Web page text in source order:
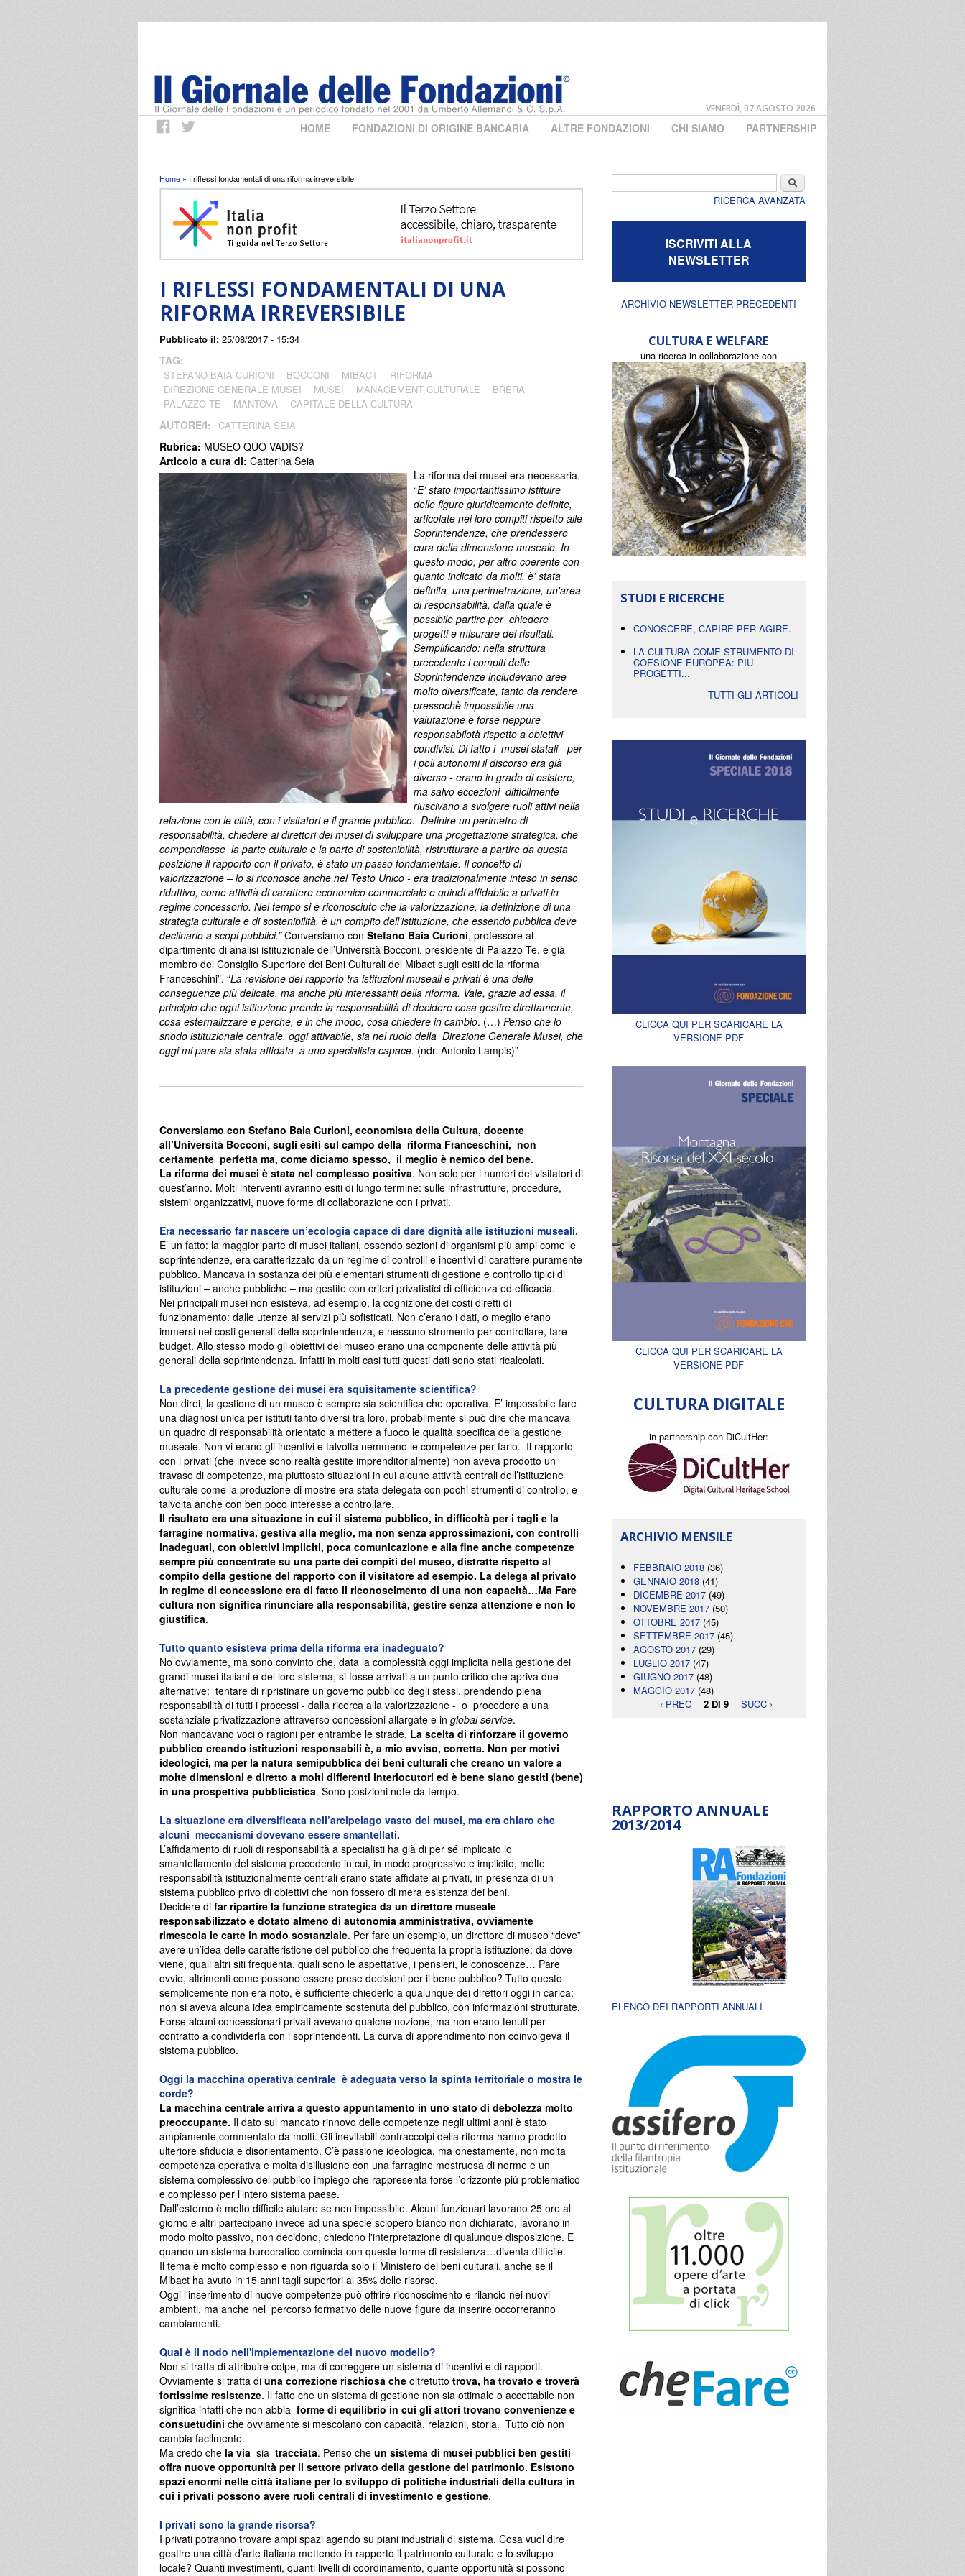
VENERDÌ, 07 AGOSTO 2026
HOME FONDAZIONI DI ORIGINE BANCARIA ALTRE FONDAZIONI CHI SIAMO PARTNERSHIP
Tu sei qui
Home » I riflessi fondamentali di una riforma irreversibile
I RIFLESSI FONDAMENTALI DI UNA
RIFORMA IRREVERSIBILE
Pubblicato il: 25/08/2017 - 15:34
TAG:
STEFANO BAIA CURIONI BOCCONI MIBACT
RIFORMA
DIREZIONE GENERALE MUSEI
MUSEI MANAGEMENT CULTURALE
BRERA
PALAZZO TE
MANTOVA CAPITALE DELLA CULTURA
AUTORE/I: CATTERINA SEIA
Rubrica: MUSEO QUO VADIS?
Articolo a cura di: Catterina Seia
La riforma dei musei era necessaria.
“E’ stato importantissimo istituire
delle figure giuridicamente definite,
articolate nei loro compiti rispetto alle
Soprintendenze, che prendessero
cura della dimensione museale. In
questo modo, per altro coerente con
quanto indicato da molti, è’ stata
definita una perimetrazione, un'area
di responsabilità, dalla quale è
possibile partire per chiedere
progetti e misurare dei risultati.
Semplificando: nella struttura
precedente i compiti delle
Soprintendenze includevano aree
molto diversificate, tanto da rendere
pressochè impossibile una
valutazione e forse neppure
responsabilotà rispetto a obiettivi
condivisi. Di fatto i musei statali - per
i poli autonomi il discorso era già
diverso - erano in grado di esistere,
ma salvo eccezioni difficilmente
riuscivano a svolgere ruoli attivi nella
relazione con le città, con i visitatori e il grande pubblico. Definire un perimetro di
responsabilità, chiedere ai direttori dei musei di sviluppare una progettazione strategica, che
compendiasse la parte culturale e la parte di sostenibilità, ristrutturare a partire da questa
posizione il rapporto con il privato, è stato un passo fondamentale. Il concetto di
valorizzazione – lo si riconosce anche nel Testo Unico - era tradizionalmente inteso in senso
riduttivo, come attività di carattere economico commerciale e quindi affidabile a privati in
regime concessorio. Nel tempo si è riconosciuto che la valorizzazione, la definizione di una
strategia culturale e di sostenibilità, è un compito dell’istituzione, che essendo pubblica deve
declinarlo a scopi pubblici.”Conversiamo con Stefano Baia Curioni, professore al
dipartimento di analisi istituzionale dell’Università Bocconi, presidente di Palazzo Te, e già
membro del Consiglio Superiore dei Beni Culturali del Mibact sugli esiti della riforma
Franceschini”. “La revisione del rapporto tra istituzioni museali e privati è una delle
conseguenze più delicate, ma anche più interessanti della riforma. Vale, grazie ad essa, il
principio che ogni istituzione prende la responsabilità di decidere cosa gestire direttamente,
cosa esternalizzare e perché, e in che modo, cosa chiedere in cambio. (…) Penso che lo
snodo istituzionale centrale, oggi attivabile, sia nel ruolo della Direzione Generale Musei, che
oggi mi pare sia stata affidata a uno specialista capace. (ndr. Antonio Lampis)”
Conversiamo con Stefano Baia Curioni, economista della Cultura, docente
all’Università Bocconi, sugli esiti sul campo della riforma Franceschini, non
certamente perfetta ma, come diciamo spesso, il meglio è nemico del bene.
La riforma dei musei è stata nel complesso positiva. Non solo per i numeri dei visitatori di
quest’anno. Molti interventi avranno esiti di lungo termine: sulle infrastrutture, procedure,
sistemi organizzativi, nuove forme di collaborazione con i privati.
Era necessario far nascere un’ecologia capace di dare dignità alle istituzioni museali.
E’ un fatto: la maggior parte di musei italiani, essendo sezioni di organismi più ampi come le
soprintendenze, era caratterizzato da un regime di controlli e incentivi di carattere puramente
pubblico. Mancava in sostanza dei più elementari strumenti di gestione e controllo tipici di
istituzioni – anche pubbliche – ma gestite con criteri privatistici di efficienza ed efficacia.
Nei principali musei non esisteva, ad esempio, la cognizione dei costi diretti di
funzionamento: dalle utenze ai servizi più sofisticati. Non c’erano i dati, o meglio erano
immersi nei costi generali della soprintendenza, e nessuno strumento per controllare, fare
budget. Allo stesso modo gli obiettivi del museo erano una componente delle attività più
generali della soprintendenza. Infatti in molti casi tutti questi dati sono stati ricalcolati.
La precedente gestione dei musei era squisitamente scientifica?
Non direi, la gestione di un museo è sempre sia scientifica che operativa. E’ impossibile fare
una diagnosi unica per istituti tanto diversi tra loro, probabilmente si può dire che mancava
un quadro di responsabilità orientato a mettere a fuoco le qualità specifica della gestione
museale. Non vi erano gli incentivi e talvolta nemmeno le competenze per farlo. Il rapporto
con i privati (che invece sono realtà gestite imprenditorialmente) non aveva prodotto un
travaso di competenze, ma piuttosto situazioni in cui alcune attività centrali dell’istituzione
culturale come la produzione di mostre era stata delegata con pochi strumenti di controllo, e
talvolta anche con ben poco interesse a controllare.
Il risultato era una situazione in cui il sistema pubblico, in difficoltà per i tagli e la
farragine normativa, gestiva alla meglio, ma non senza approssimazioni, con controlli
inadeguati, con obiettivi impliciti, poca comunicazione e alla fine anche competenze
sempre più concentrate su una parte dei compiti del museo, distratte rispetto al
compito della gestione del rapporto con il visitatore ad esempio. La delega al privato
in regime di concessione era di fatto il riconoscimento di una non capacità…Ma Fare
cultura non significa rinunciare alla responsabilità, gestire senza attenzione e non lo
giustifica.
Tutto quanto esisteva prima della riforma era inadeguato?
No ovviamente, ma sono convinto che, data la complessità oggi implicita nella gestione dei
grandi musei italiani e del loro sistema, si fosse arrivati a un punto critico che apriva due
alternative: tentare di ripristinare un governo pubblico degli stessi, prendendo piena
responsabilità di tutti i processi - dalla ricerca alla valorizzazione - o procedere a una
sostanziale privatizzazione attraverso concessioni allargate e in global service.
Non mancavano voci o ragioni per entrambe le strade. La scelta di rinforzare il governo
pubblico creando istituzioni responsabili è, a mio avviso, corretta. Non per motivi
ideologici, ma per la natura semipubblica dei beni culturali che creano un valore a
molte dimensioni e diretto a molti differenti interlocutori ed è bene siano gestiti (bene)
in una prospettiva pubblicistica. Sono posizioni note da tempo.
La situazione era diversificata nell’arcipelago vasto dei musei, ma era chiaro che
alcuni meccanismi dovevano essere smantellati.
L’affidamento di ruoli di responsabilità a specialisti ha già di per sé implicato lo
smantellamento del sistema precedente in cui, in modo progressivo e implicito, molte
responsabilità istituzionalmente centrali erano state affidate ai privati, in presenza di un
sistema pubblico privo di obiettivi che non fossero di mera esistenza dei beni.
Decidere di far ripartire la funzione strategica da un direttore museale
responsabilizzato e dotato almeno di autonomia amministrativa, ovviamente
rimescola le carte in modo sostanziale. Per fare un esempio, un direttore di museo “deve”
avere un’idea delle caratteristiche del pubblico che frequenta la propria istituzione: da dove
viene, quali altri siti frequenta, quali sono le aspettative, i pensieri, le conoscenze… Pare
ovvio, altrimenti come possono essere prese decisioni per il bene pubblico? Tutto questo
semplicemente non era noto, è sufficiente chiederlo a qualunque dei direttori oggi in carica:
non si aveva alcuna idea empiricamente sostenuta del pubblico, con informazioni strutturate.
Forse alcuni concessionari privati avevano qualche nozione, ma non erano tenuti per
contratto a condividerla con i soprintendenti. La curva di apprendimento non coinvolgeva il
sistema pubblico.
Oggi la macchina operativa centrale è adeguata verso la spinta territoriale o mostra le
corde?
La macchina centrale arriva a questo appuntamento in uno stato di debolezza molto
preoccupante. Il dato sul mancato rinnovo delle competenze negli ultimi anni è stato
ampiamente commentato da molti. Gli inevitabili contraccolpi della riforma hanno prodotto
ulteriore sfiducia e disorientamento. C’è passione ideologica, ma onestamente, non molta
competenza operativa e molta disillusione con una farragine mostruosa di norme e un
sistema complessivo del pubblico impiego che rappresenta forse l’orizzonte più problematico
e complesso per l’intero sistema paese.
Dall’esterno è molto difficile aiutare se non impossibile. Alcuni funzionari lavorano 25 ore al
giorno e altri partecipano invece ad una specie sciopero bianco non dichiarato, lavorano in
modo molto passivo, non decidono, chiedono l'interpretazione di qualunque disposizione. E
quando un sistema burocratico comincia con queste forme di resistenza…diventa difficile.
Il tema è molto complesso e non riguarda solo il Ministero dei beni culturali, anche se il
Mibact ha avuto in 15 anni tagli superiori al 35% delle risorse.
Oggi l’inserimento di nuove competenze può offrire riconoscimento e rilancio nei nuovi
ambienti, ma anche nel percorso formativo delle nuove figure da inserire occorreranno
cambiamenti.
Qual è il nodo nell'implementazione del nuovo modello?
Non si tratta di attribuire colpe, ma di correggere un sistema di incentivi e di rapporti.
Ovviamente si tratta di una correzione rischiosa che oltretutto trova, ha trovato e troverà
fortissime resistenze. Il fatto che un sistema di gestione non sia ottimale o accettabile non
significa infatti che non abbia forme di equilibrio in cui gli attori trovano convenienze e
consuetudini che ovviamente si mescolano con capacità, relazioni, storia. Tutto ciò non
cambia facilmente.
Ma credo che la via sia tracciata. Penso che un sistema di musei pubblici ben gestiti
offra nuove opportunità per il settore privato della gestione del patrimonio. Esistono
spazi enormi nelle città italiane per lo sviluppo di politiche industriali della cultura in
cui i privati possono avere ruoli centrali di investimento e gestione.
I privati sono la grande risorsa?
I privati potranno trovare ampi spazi agendo su piani industriali di sistema. Cosa vuol dire
gestire una città d’arte italiana mettendo in rapporto il patrimonio culturale e lo sviluppo
locale? Quanti investimenti, quanti livelli di coordinamento, quante opportunità si possono
Cerca
RICERCA AVANZATA
ISCRIVITI ALLA
NEWSLETTER
ARCHIVIO NEWSLETTER PRECEDENTI
CULTURA E WELFARE
una ricerca in collaborazione con
STUDI E RICERCHE
CONOSCERE, CAPIRE PER AGIRE.
LA CULTURA COME STRUMENTO DI
COESIONE EUROPEA: PIÙ
PROGETTI...
TUTTI GLI ARTICOLI
CLICCA QUI PER SCARICARE LA
VERSIONE PDF
CLICCA QUI PER SCARICARE LA
VERSIONE PDF
CULTURA DIGITALE
in partnership con DiCultHer:
ARCHIVIO MENSILE
FEBBRAIO 2018 (36)
GENNAIO 2018 (41)
DICEMBRE 2017 (49)
NOVEMBRE 2017 (50)
OTTOBRE 2017 (45)
SETTEMBRE 2017 (45)
AGOSTO 2017 (29)
LUGLIO 2017 (47)
GIUGNO 2017 (48)
MAGGIO 2017 (48)
‹ PREC
2 DI 9 SUCC ›
RAPPORTO ANNUALE
2013/2014
ELENCO DEI RAPPORTI ANNUALI